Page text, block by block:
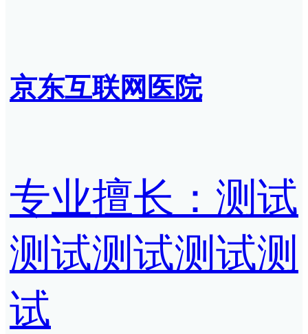
京东互联网医院
专业擅长：测试
测试测试测试测
试